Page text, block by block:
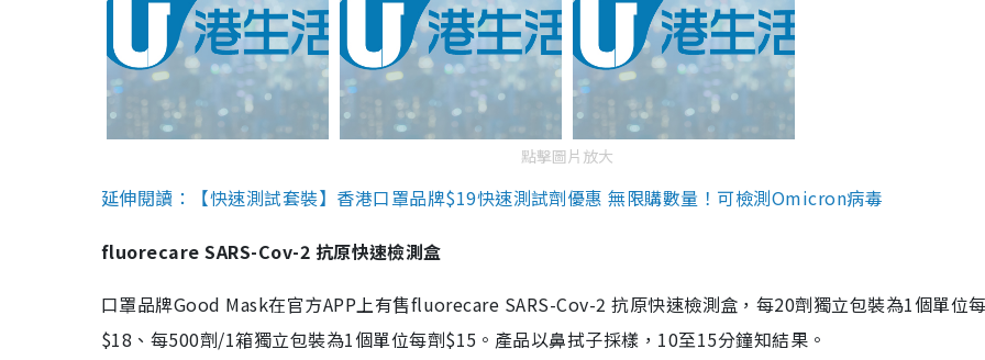
點擊圖片放大
延伸閱讀：【快速測試套裝】香港口罩品牌$19快速測試劑優惠 無限購數量！可檢測Omicron病毒
fluorecare SARS-Cov-2 抗原快速檢測盒
口罩品牌Good Mask在官方APP上有售fluorecare SARS-Cov-2 抗原快速檢測盒，每20劑獨立包裝為1個單位
$18、每500劑/1箱獨立包裝為1個單位每劑$15。產品以鼻拭子採樣，10至15分鐘知結果。